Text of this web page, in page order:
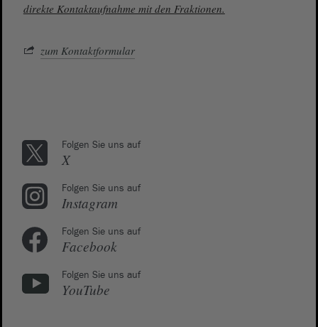
direkte Kontaktaufnahme mit den Fraktionen.
zum Kontaktformular
Folgen Sie uns auf
X
Folgen Sie uns auf
Instagram
Folgen Sie uns auf
Facebook
Folgen Sie uns auf
YouTube